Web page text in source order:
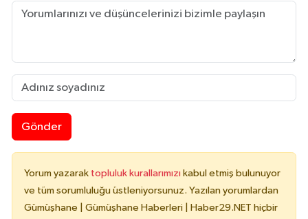
Gönder
Yorum yazarak topluluk kurallarımızı kabul etmiş bulunuyor
ve tüm sorumluluğu üstleniyorsunuz. Yazılan yorumlardan
Gümüşhane | Gümüşhane Haberleri | Haber29.NET hiçbir